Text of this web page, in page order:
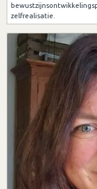
zelfrealisatie.